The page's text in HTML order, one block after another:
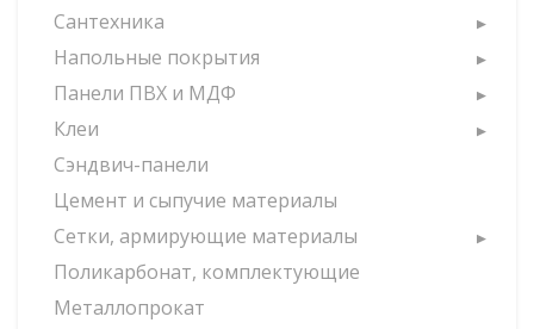
Сантехника
Напольные покрытия
Панели ПВХ и МДФ
Клеи
Сэндвич-панели
Цемент и сыпучие материалы
Сетки, армирующие материалы
Поликарбонат, комплектующие
Металлопрокат